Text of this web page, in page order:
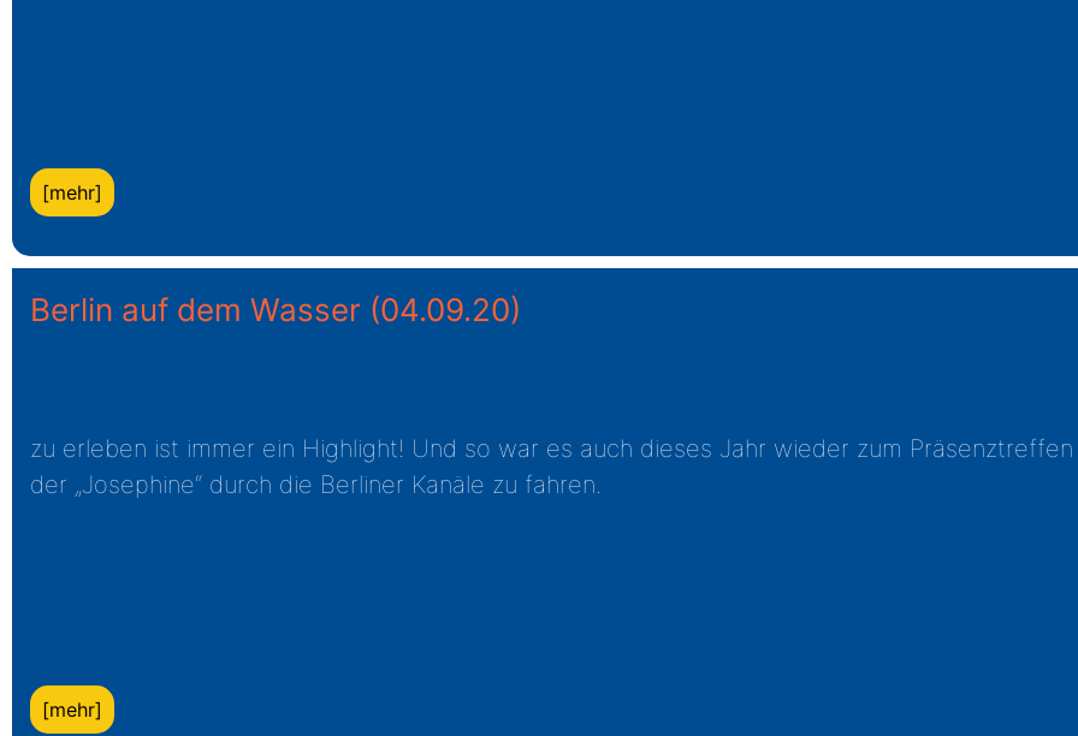
[mehr]
Berlin auf dem Wasser (04.09.20)
zu erleben ist immer ein Highlight! Und so war es auch dieses Jahr wieder zum
der „Josephine“ durch die Berliner Kanäle zu fahren.
[mehr]